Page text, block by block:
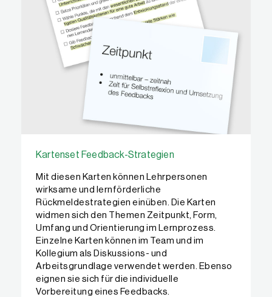
Kartenset Feedback-Strategien
Mit diesen Karten können Lehrpersonen
wirksame und lernförderliche
Rückmeldestrategien einüben. Die Karten
widmen sich den Themen Zeitpunkt, Form,
Umfang und Orientierung im Lernprozess.
Einzelne Karten können im Team und im
Kollegium als Diskussions- und
Arbeitsgrundlage verwendet werden. Ebenso
eignen sie sich für die individuelle
Vorbereitung eines Feedbacks.